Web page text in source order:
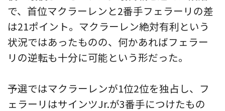
で、首位マクラーレンと2番手フェラーリの差
は21ポイント。マクラーレン絶対有利という
状況ではあったものの、何かあればフェラー
リの逆転も十分に可能という形だった。
予選ではマクラーレンが1位2位を独占し、フ
ェラーリはサインツJr.が3番手につけたもの